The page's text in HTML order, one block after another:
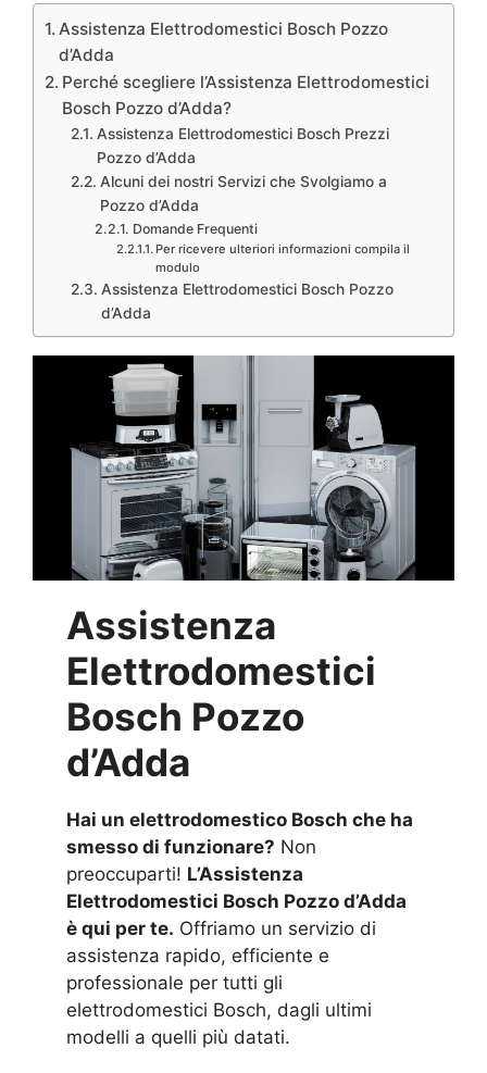
Assistenza Elettrodomestici Bosch Pozzo
d’Adda
Perché scegliere l’Assistenza Elettrodomestici
Bosch Pozzo d’Adda?
Assistenza Elettrodomestici Bosch Prezzi
Pozzo d’Adda
Alcuni dei nostri Servizi che Svolgiamo a
Pozzo d’Adda
Domande Frequenti
Per ricevere ulteriori informazioni compila il
modulo
Assistenza Elettrodomestici Bosch Pozzo
d’Adda
Assistenza
Elettrodomestici
Bosch Pozzo
d’Adda
Hai un elettrodomestico Bosch che ha
smesso di funzionare? Non
preoccuparti! L’Assistenza
Elettrodomestici Bosch Pozzo d’Adda
è qui per te. Offriamo un servizio di
assistenza rapido, efficiente e
professionale per tutti gli
elettrodomestici Bosch, dagli ultimi
modelli a quelli più datati.